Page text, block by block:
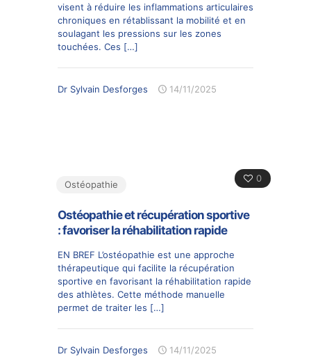
visent à réduire les inflammations articulaires
chroniques en rétablissant la mobilité et en
soulagant les pressions sur les zones
touchées. Ces […]
Dr Sylvain Desforges 14/11/2025
0
Ostéopathie
Ostéopathie et récupération sportive
: favoriser la réhabilitation rapide
EN BREF L’ostéopathie est une approche
thérapeutique qui facilite la récupération
sportive en favorisant la réhabilitation rapide
des athlètes. Cette méthode manuelle
permet de traiter les […]
Dr Sylvain Desforges 14/11/2025